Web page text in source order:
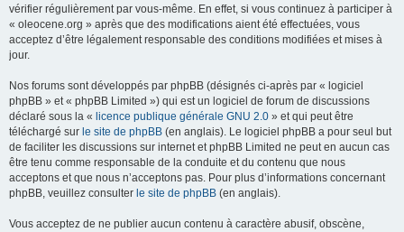
vérifier régulièrement par vous-même. En effet, si vous continuez à participer à
« oleocene.org » après que des modifications aient été effectuées, vous
acceptez d’être légalement responsable des conditions modifiées et mises à
jour.
Nos forums sont développés par phpBB (désignés ci-après par « logiciel
phpBB » et « phpBB Limited ») qui est un logiciel de forum de discussions
déclaré sous la « licence publique générale GNU 2.0 » et qui peut être
téléchargé sur le site de phpBB (en anglais). Le logiciel phpBB a pour seul but
de faciliter les discussions sur internet et phpBB Limited ne peut en aucun cas
être tenu comme responsable de la conduite et du contenu que nous
acceptons et que nous n’acceptons pas. Pour plus d’informations concernant
phpBB, veuillez consulter le site de phpBB (en anglais).
Vous acceptez de ne publier aucun contenu à caractère abusif, obscène,